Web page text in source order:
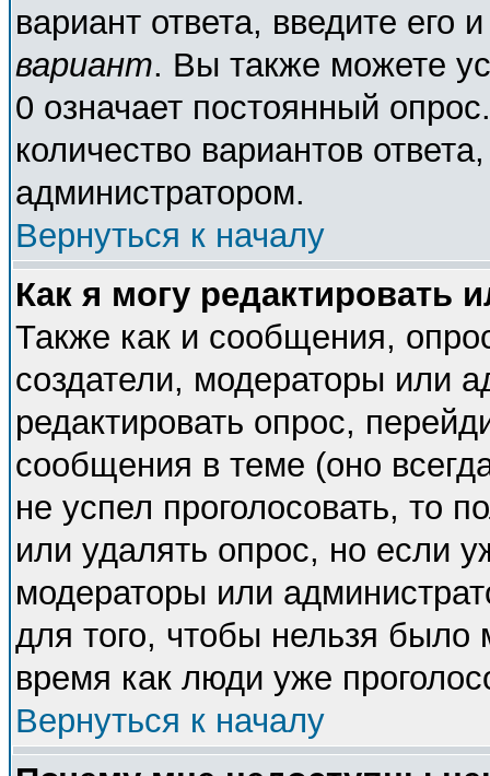
вариант ответа, введите его
вариант. Вы также можете
0 означает постоянный
количество вариантов
администратором.
Вернуться к началу
Как я могу редактировать
Также как и сообщения,
создатели, модераторы или
редактировать опрос,
сообщения в теме (оно
не успел проголосовать, то
или удалять опрос, но если
модераторы или
для того, чтобы нельзя было
время как люди уже
Вернуться к началу